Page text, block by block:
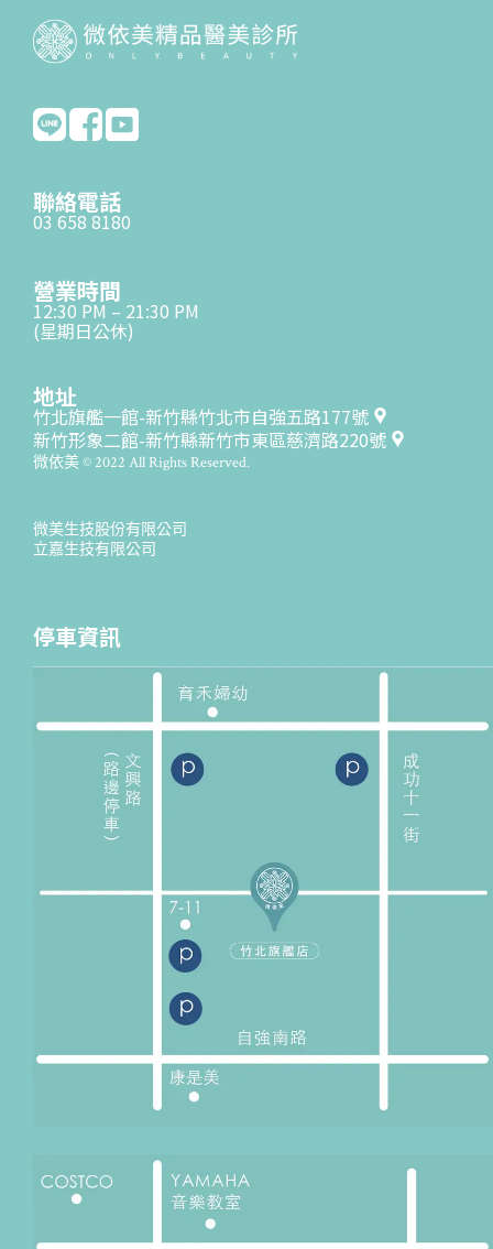
聯絡電話
03 658 8180
營業時間
12:30 PM – 21:30 PM
(星期日公休)
地址
竹北旗艦一館-新竹縣竹北市自強五路177號
新竹形象二館-新竹縣新竹市東區慈濟路220號
微依美 © 2022 All Rights Reserved.
微美生技股份有限公司
立嘉生技有限公司
停車資訊